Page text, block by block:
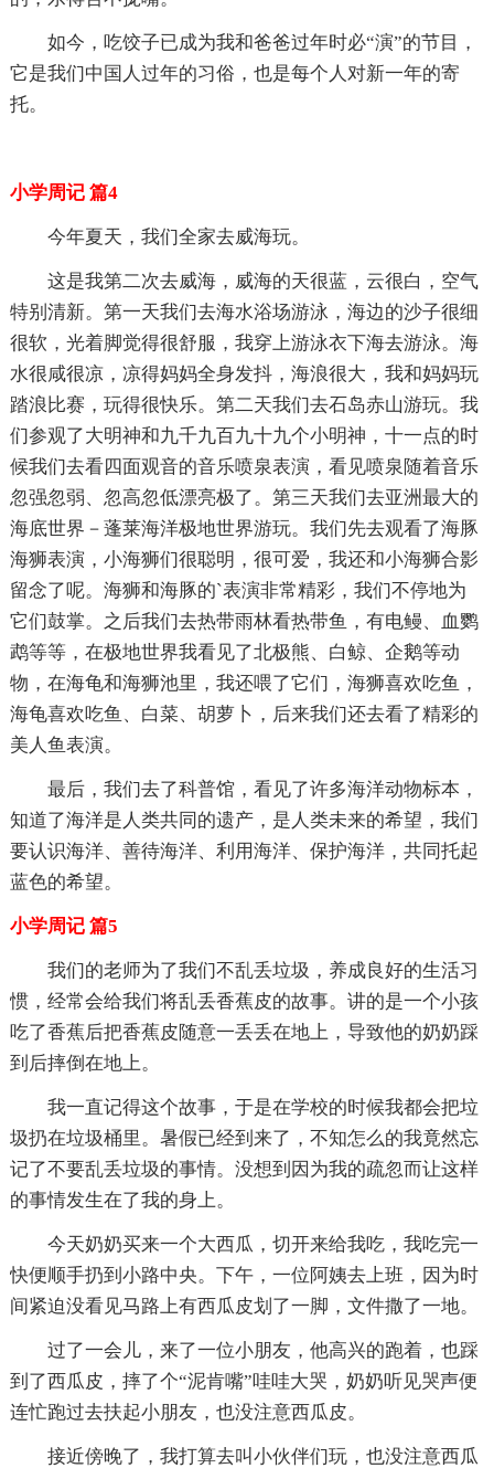
如今，吃饺子已成为我和爸爸过年时必“演”的节目，
它是我们中国人过年的习俗，也是每个人对新一年的寄
托。
小学周记 篇4
今年夏天，我们全家去威海玩。
这是我第二次去威海，威海的天很蓝，云很白，空气
特别清新。第一天我们去海水浴场游泳，海边的沙子很细
很软，光着脚觉得很舒服，我穿上游泳衣下海去游泳。海
水很咸很凉，凉得妈妈全身发抖，海浪很大，我和妈妈玩
踏浪比赛，玩得很快乐。第二天我们去石岛赤山游玩。我
们参观了大明神和九千九百九十九个小明神，十一点的时
候我们去看四面观音的音乐喷泉表演，看见喷泉随着音乐
忽强忽弱、忽高忽低漂亮极了。第三天我们去亚洲最大的
海底世界－蓬莱海洋极地世界游玩。我们先去观看了海豚
海狮表演，小海狮们很聪明，很可爱，我还和小海狮合影
留念了呢。海狮和海豚的`表演非常精彩，我们不停地为
它们鼓掌。之后我们去热带雨林看热带鱼，有电鳗、血鹦
鹉等等，在极地世界我看见了北极熊、白鲸、企鹅等动
物，在海龟和海狮池里，我还喂了它们，海狮喜欢吃鱼，
海龟喜欢吃鱼、白菜、胡萝卜，后来我们还去看了精彩的
美人鱼表演。
最后，我们去了科普馆，看见了许多海洋动物标本，
知道了海洋是人类共同的遗产，是人类未来的希望，我们
要认识海洋、善待海洋、利用海洋、保护海洋，共同托起
蓝色的希望。
小学周记 篇5
我们的老师为了我们不乱丢垃圾，养成良好的生活习
惯，经常会给我们将乱丢香蕉皮的故事。讲的是一个小孩
吃了香蕉后把香蕉皮随意一丢丢在地上，导致他的奶奶踩
到后摔倒在地上。
我一直记得这个故事，于是在学校的时候我都会把垃
圾扔在垃圾桶里。暑假已经到来了，不知怎么的我竟然忘
记了不要乱丢垃圾的事情。没想到因为我的疏忽而让这样
的事情发生在了我的身上。
今天奶奶买来一个大西瓜，切开来给我吃，我吃完一
快便顺手扔到小路中央。下午，一位阿姨去上班，因为时
间紧迫没看见马路上有西瓜皮划了一脚，文件撒了一地。
过了一会儿，来了一位小朋友，他高兴的跑着，也踩
到了西瓜皮，摔了个“泥肯嘴”哇哇大哭，奶奶听见哭声便
连忙跑过去扶起小朋友，也没注意西瓜皮。
接近傍晚了，我打算去叫小伙伴们玩，也没注意西瓜